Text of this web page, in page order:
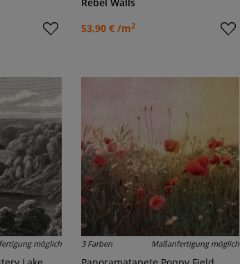
53,90 € /m2
möglich 3 Farben Maßanfertigung möglich